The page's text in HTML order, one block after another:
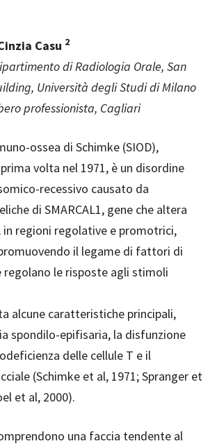
Casu 2
di Radiologia Orale, San
Università degli Studi di Milano
professionista, Cagliari
ossea di Schimke (SIOD),
volta nel 1971, è un disordine
recessivo causato da
di SMARCAL1, gene che altera
in regioni regolative e promotrici,
il legame di fattori di
regolano le risposte agli stimoli
alcune caratteristiche principali,
spondilo-epifisaria, la disfunzione
delle cellule T e il
(Schimke et al, 1971; Spranger et
et al, 2000).
una faccia tendente al